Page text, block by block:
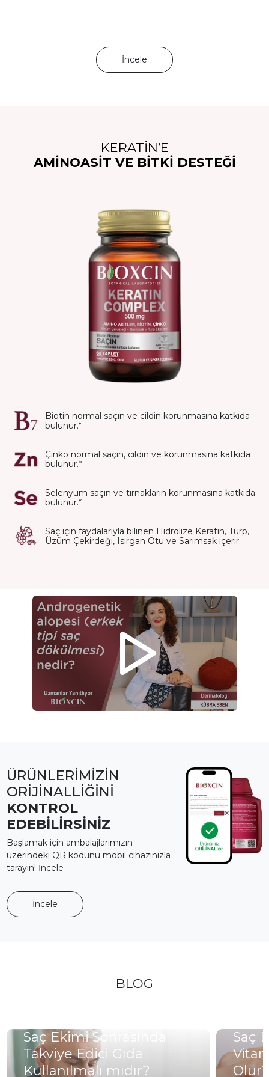
İncele
KERATİN’E
AMİNOASİT VE BİTKİ DESTEĞİ
Biotin normal saçın ve cildin korunmasına katkıda
bulunur.*
Çinko normal saçın, cildin ve korunmasına katkıda
bulunur.*
Selenyum saçın ve tırnakların korunmasına katkıda
bulunur.*
Saç için faydalarıyla bilinen Hidrolize Keratin, Turp,
Üzüm Çekirdeği, Isırgan Otu ve Sarımsak içerir.
ÜRÜNLERİMİZİN
ORİJİNALLİĞİNİ
KONTROL
EDEBİLİRSİNİZ
Başlamak için ambalajlarımızın
üzerindeki QR kodunu mobil cihazınızla
tarayın! İncele
İncele
BLOG
Saç Ekimi Sonrasında
Takviye Edici Gıda
Kullanılmalı mıdır?
Saç